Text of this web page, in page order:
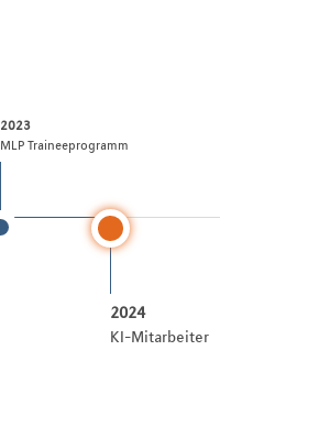
2023
MLP Traineeprogramm
2024
KI-Mitarbeiter